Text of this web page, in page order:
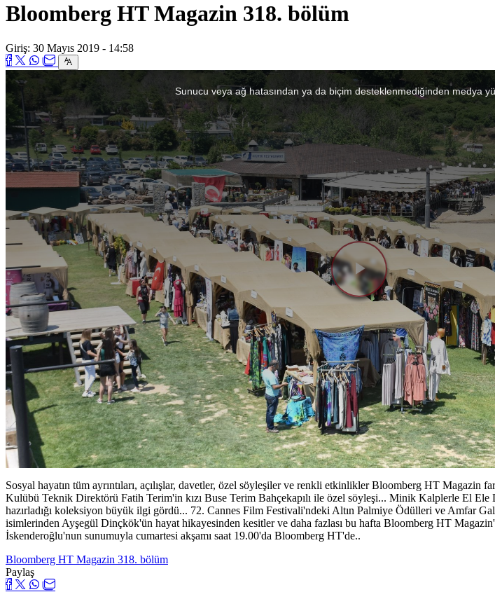
Bloomberg HT Magazin 318. bölüm
Giriş: 30 Mayıs 2019 - 14:58
Videoyu
Oynat
This
a
modal
window.
Sunucu veya ağ hatasından ya da biçim desteklenmediğinden medya
Sosyal hayatın tüm ayrıntıları, açılışlar, davetler, özel söyleşiler ve renkli etkinlikler Bloomberg HT Magazin
Kulübü Teknik Direktörü Fatih Terim'in kızı Buse Terim Bahçekapılı ile özel söyleşi... Minik Kalplerle El Ele
hazırladığı koleksiyon büyük ilgi gördü... 72. Cannes Film Festivali'ndeki Altın Palmiye Ödülleri ve Amfar
isimlerinden Ayşegül Dinçkök'ün hayat hikayesinden kesitler ve daha fazlası bu hafta Bloomberg HT
İskenderoğlu'nun sunumuyla cumartesi akşamı saat 19.00'da Bloomberg HT'de..
Bloomberg HT Magazin 318. bölüm
Paylaş